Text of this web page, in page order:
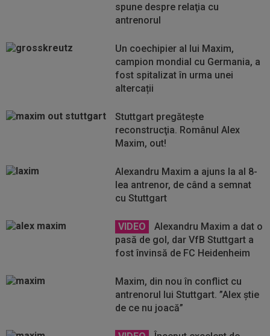
spune despre relaţia cu
antrenorul
Un coechipier al lui Maxim,
campion mondial cu Germania, a
fost spitalizat în urma unei
altercații
Stuttgart pregăteşte
reconstrucţia. Românul Alex
Maxim, out!
Alexandru Maxim a ajuns la al 8-
lea antrenor, de când a semnat
cu Stuttgart
VIDEO
Alexandru Maxim a dat o
pasă de gol, dar VfB Stuttgart a
fost învinsă de FC Heidenheim
Maxim, din nou în conflict cu
antrenorul lui Stuttgart. ”Alex știe
de ce nu joacă”